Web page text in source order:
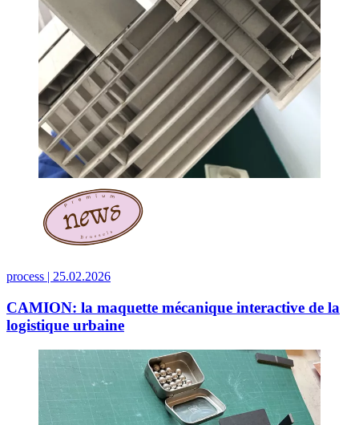
process | 25.02.2026
CAMION: la maquette mécanique interactive de la
logistique urbaine